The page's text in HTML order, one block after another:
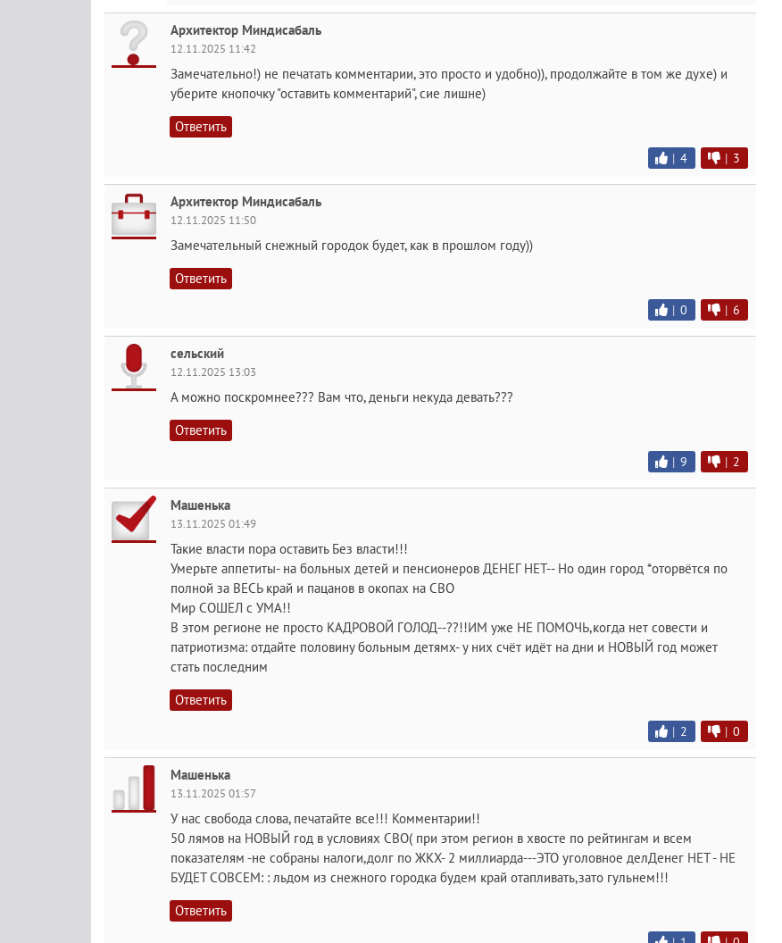
Архитектор Миндисабаль
12.11.2025 11:42
Замечательно!) не печатать комментарии, это просто и удобно)), продолжайте в том же духе) и
уберите кнопочку "оставить комментарий", сие лишне)
Ответить
| 4 | 3
Архитектор Миндисабаль
12.11.2025 11:50
Замечательный снежный городок будет, как в прошлом году))
Ответить
| 0 | 6
сельский
12.11.2025 13:03
А можно поскромнее??? Вам что, деньги некуда девать???
Ответить
| 9 | 2
Машенька
13.11.2025 01:49
Такие власти пора оставить Без власти!!!
Умерьте аппетиты- на больных детей и пенсионеров ДЕНЕГ НЕТ-- Но один город *оторвётся по
полной за ВЕСЬ край и пацанов в окопах на СВО
Мир СОШЕЛ с УМА!!
В этом регионе не просто КАДРОВОЙ ГОЛОД--??!!ИМ уже НЕ ПОМОЧЬ,когда нет совести и
патриотизма: отдайте половину больным детямх- у них счёт идёт на дни и НОВЫЙ год может
стать последним
Ответить
| 2 | 0
Машенька
13.11.2025 01:57
У нас свобода слова, печатайте все!!! Комментарии!!
50 лямов на НОВЫЙ год в условиях СВО( при этом регион в хвосте по рейтингам и всем
показателям -не собраны налоги,долг по ЖКХ- 2 миллиарда---ЭТО уголовное делДенег НЕТ - НЕ
БУДЕТ СОВСЕМ: : льдом из снежного городка будем край отапливать,зато гульнем!!!
Ответить